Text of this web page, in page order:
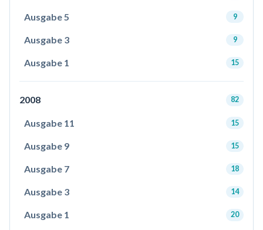
Ausgabe 5 9
Ausgabe 3 9
Ausgabe 1 15
2008 82
Ausgabe 11 15
Ausgabe 9 15
Ausgabe 7 18
Ausgabe 3 14
Ausgabe 1 20